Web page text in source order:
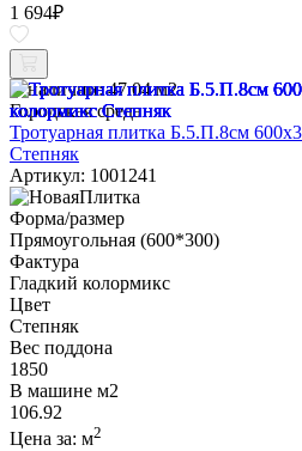
1 694₽
В наличии: 47.04 м2
Городская среда
Тротуарная плитка Б.5.П.8см
Степняк
Артикул: 1001241
Форма/размер
Прямоугольная (600*300)
Фактура
Гладкий колормикс
Цвет
Степняк
Вес поддона
1850
В машине м2
106.92
Цена за: м2